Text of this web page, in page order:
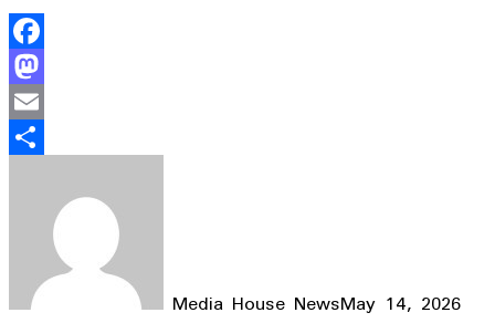
Facebook
Mastodon
Email
Media House NewsMay 14, 2026